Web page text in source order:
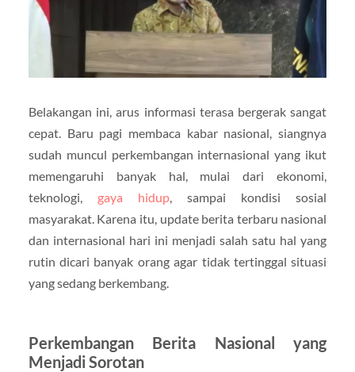
Belakangan ini, arus informasi terasa bergerak sangat
cepat. Baru pagi membaca kabar nasional, siangnya
sudah muncul perkembangan internasional yang ikut
memengaruhi banyak hal, mulai dari ekonomi,
teknologi, gaya hidup, sampai kondisi sosial
masyarakat. Karena itu, update berita terbaru nasional
dan internasional hari ini menjadi salah satu hal yang
rutin dicari banyak orang agar tidak tertinggal situasi
yang sedang berkembang.
Perkembangan Berita Nasional yang
Menjadi Sorotan